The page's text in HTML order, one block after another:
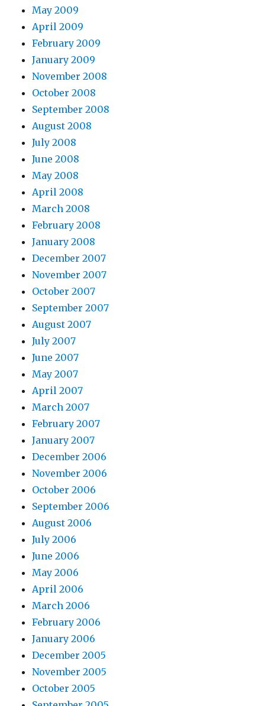
May 2009
April 2009
February 2009
January 2009
November 2008
October 2008
September 2008
August 2008
July 2008
June 2008
May 2008
April 2008
March 2008
February 2008
January 2008
December 2007
November 2007
October 2007
September 2007
August 2007
July 2007
June 2007
May 2007
April 2007
March 2007
February 2007
January 2007
December 2006
November 2006
October 2006
September 2006
August 2006
July 2006
June 2006
May 2006
April 2006
March 2006
February 2006
January 2006
December 2005
November 2005
October 2005